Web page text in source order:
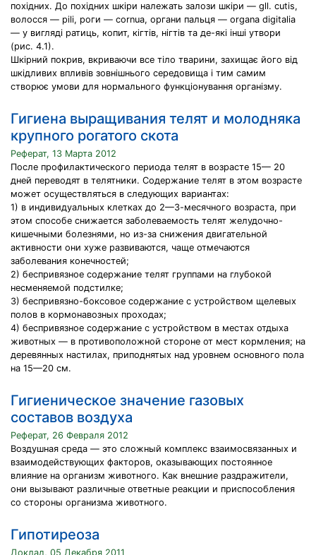
похідних. До похідних шкіри належать залози шкіри — gll. cutis,
волосся — pili, роги — cornua, органи пальця — organa digitalia
— у вигляді ратиць, копит, кігтів, нігтів та де-які інші утвори
(рис. 4.1).
Шкірний покрив, вкриваючи все тіло тварини, захищає його від
шкідливих впливів зовнішнього середовища і тим самим
створює умови для нормального функціонування організму.
Гигиена выращивания телят и молодняка
крупного рогатого скота
Реферат, 13 Марта 2012
После профилактического периода телят в возрасте 15— 20
дней переводят в телятники. Содержание телят в этом возрасте
может осуществляться в следующих вариантах:
1) в индивидуальных клетках до 2—3-месячного возраста, при
этом способе снижается заболеваемость телят желудочно-
кишечными болезнями, но из-за снижения двигательной
активности они хуже развиваются, чаще отмечаются
заболевания конечностей;
2) беспривязное содержание телят группами на глубокой
несменяемой подстилке;
3) беспривязно-боксовое содержание с устройством щелевых
полов в кормонавозных проходах;
4) беспривязное содержание с устройством в местах отдыха
животных — в противоположной стороне от мест кормления; на
деревянных настилах, приподнятых над уровнем основного пола
на 15—20 см.
Гигиеническое значение газовых
составов воздуха
Реферат, 26 Февраля 2012
Воздушная среда — это сложный комплекс взаимосвязанных и
взаимодействующих факторов, оказывающих постоянное
влияние на организм животного. Как внешние раздражители,
они вызывают различные ответные реакции и приспособления
со стороны организма животного.
Гипотиреоза
Доклад, 05 Декабря 2011